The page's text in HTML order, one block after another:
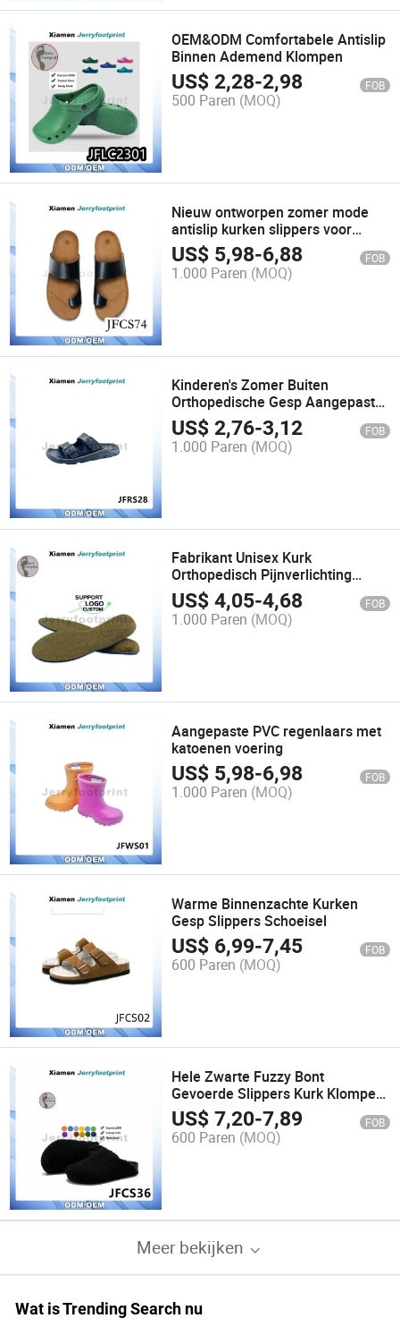
OEM&ODM Comfortabele Antislip
Binnen Ademend Klompen
US$2,28-2,98 FOB
500 Paren (MOQ)
Nieuw ontworpen zomer mode
antislip kurken slippers voor
vrouwen
US$ 5,98-6,88 FOB
1.000 Paren (MOQ)
Kinderen's Zomer Buiten
Orthopedische Gesp Aangepaste
Slide Herstel Slippers
US$2,76-3,12 FOB
1.000 Paren (MOQ)
Fabrikant Unisex Kurk
Orthopedisch Pijnverlichting
Platvoet Kurk Boogzolen
US$4,05-4,68 FOB
1.000 Paren (MOQ)
Aangepaste PVC regenlaars met
katoenen voering
US$ 5,98-6,98 FOB
1.000 Paren (MOQ)
Warme Binnenzachte Kurken
Gesp Slippers Schoeisel
US$ 6,99-7,45 FOB
600 Paren (MOQ)
Hele Zwarte Fuzzy Bont
Gevoerde Slippers Kurk Klompen
met Boogondersteuning
US$7,20-7,89 FOB
600 Paren (MOQ)
Meer bekijken
Wat is Trending Search nu